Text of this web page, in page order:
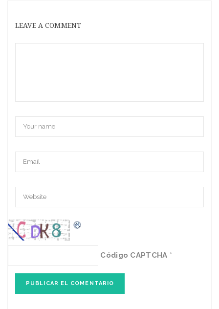
LEAVE A COMMENT
Código CAPTCHA *